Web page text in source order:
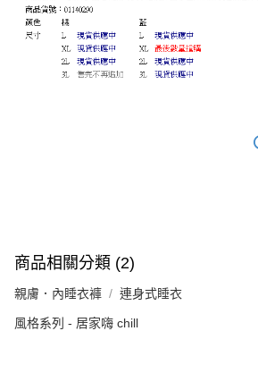
商品相關分類 (2)
親膚．內睡衣褲 連身式睡衣
風格系列 - 居家嗨 chill